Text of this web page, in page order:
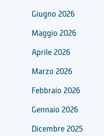
Giugno 2026
Maggio 2026
Aprile 2026
Marzo 2026
Febbraio 2026
Gennaio 2026
Dicembre 2025